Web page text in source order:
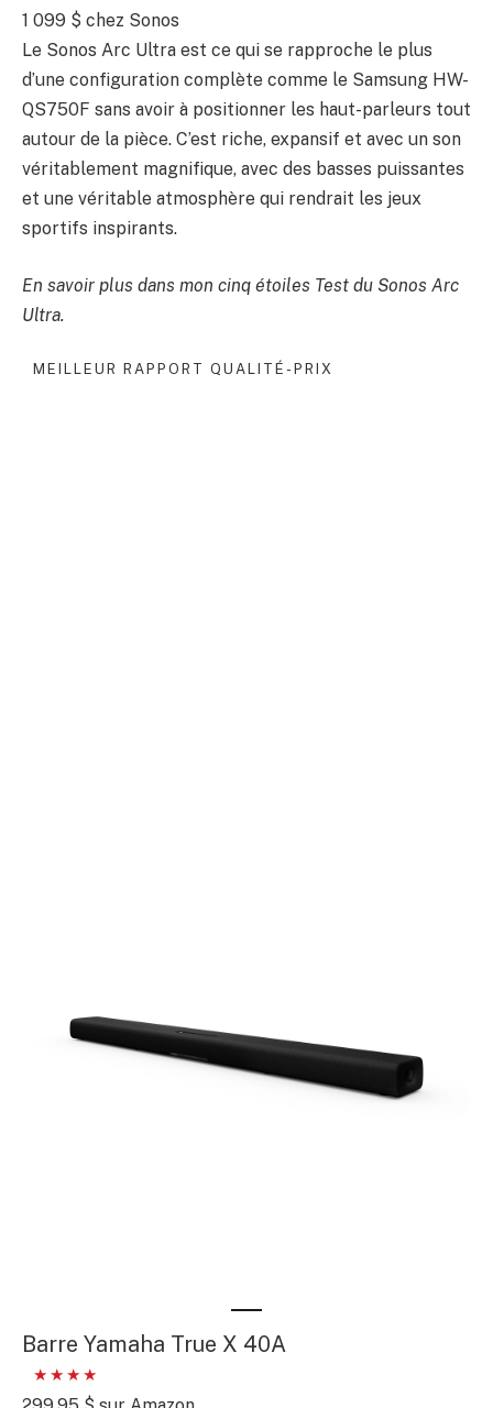
1 099 $ chez Sonos
Le Sonos Arc Ultra est ce qui se rapproche le plus
d’une configuration complète comme le Samsung HW-
QS750F sans avoir à positionner les haut-parleurs tout
autour de la pièce. C’est riche, expansif et avec un son
véritablement magnifique, avec des basses puissantes
et une véritable atmosphère qui rendrait les jeux
sportifs inspirants.
En savoir plus dans mon cinq étoiles Test du Sonos Arc
Ultra.
MEILLEUR RAPPORT QUALITÉ-PRIX
Barre Yamaha True X 40A